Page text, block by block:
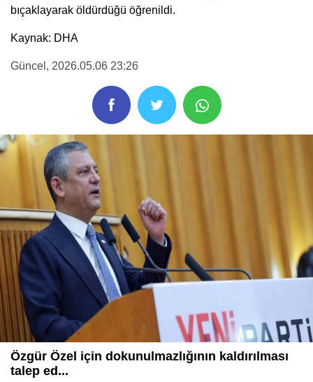
bıçaklayarak öldürdüğü öğrenildi.
Kaynak: DHA
Güncel , 2026.05.06 23:26
Özgür Özel için dokunulmazlığının kaldırılması
talep ed...